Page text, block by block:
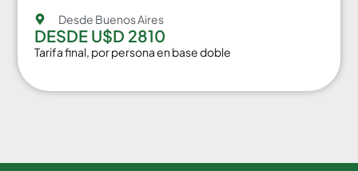
Desde Buenos Aires
DESDE U$D 2810
Tarifa final, por persona en base doble